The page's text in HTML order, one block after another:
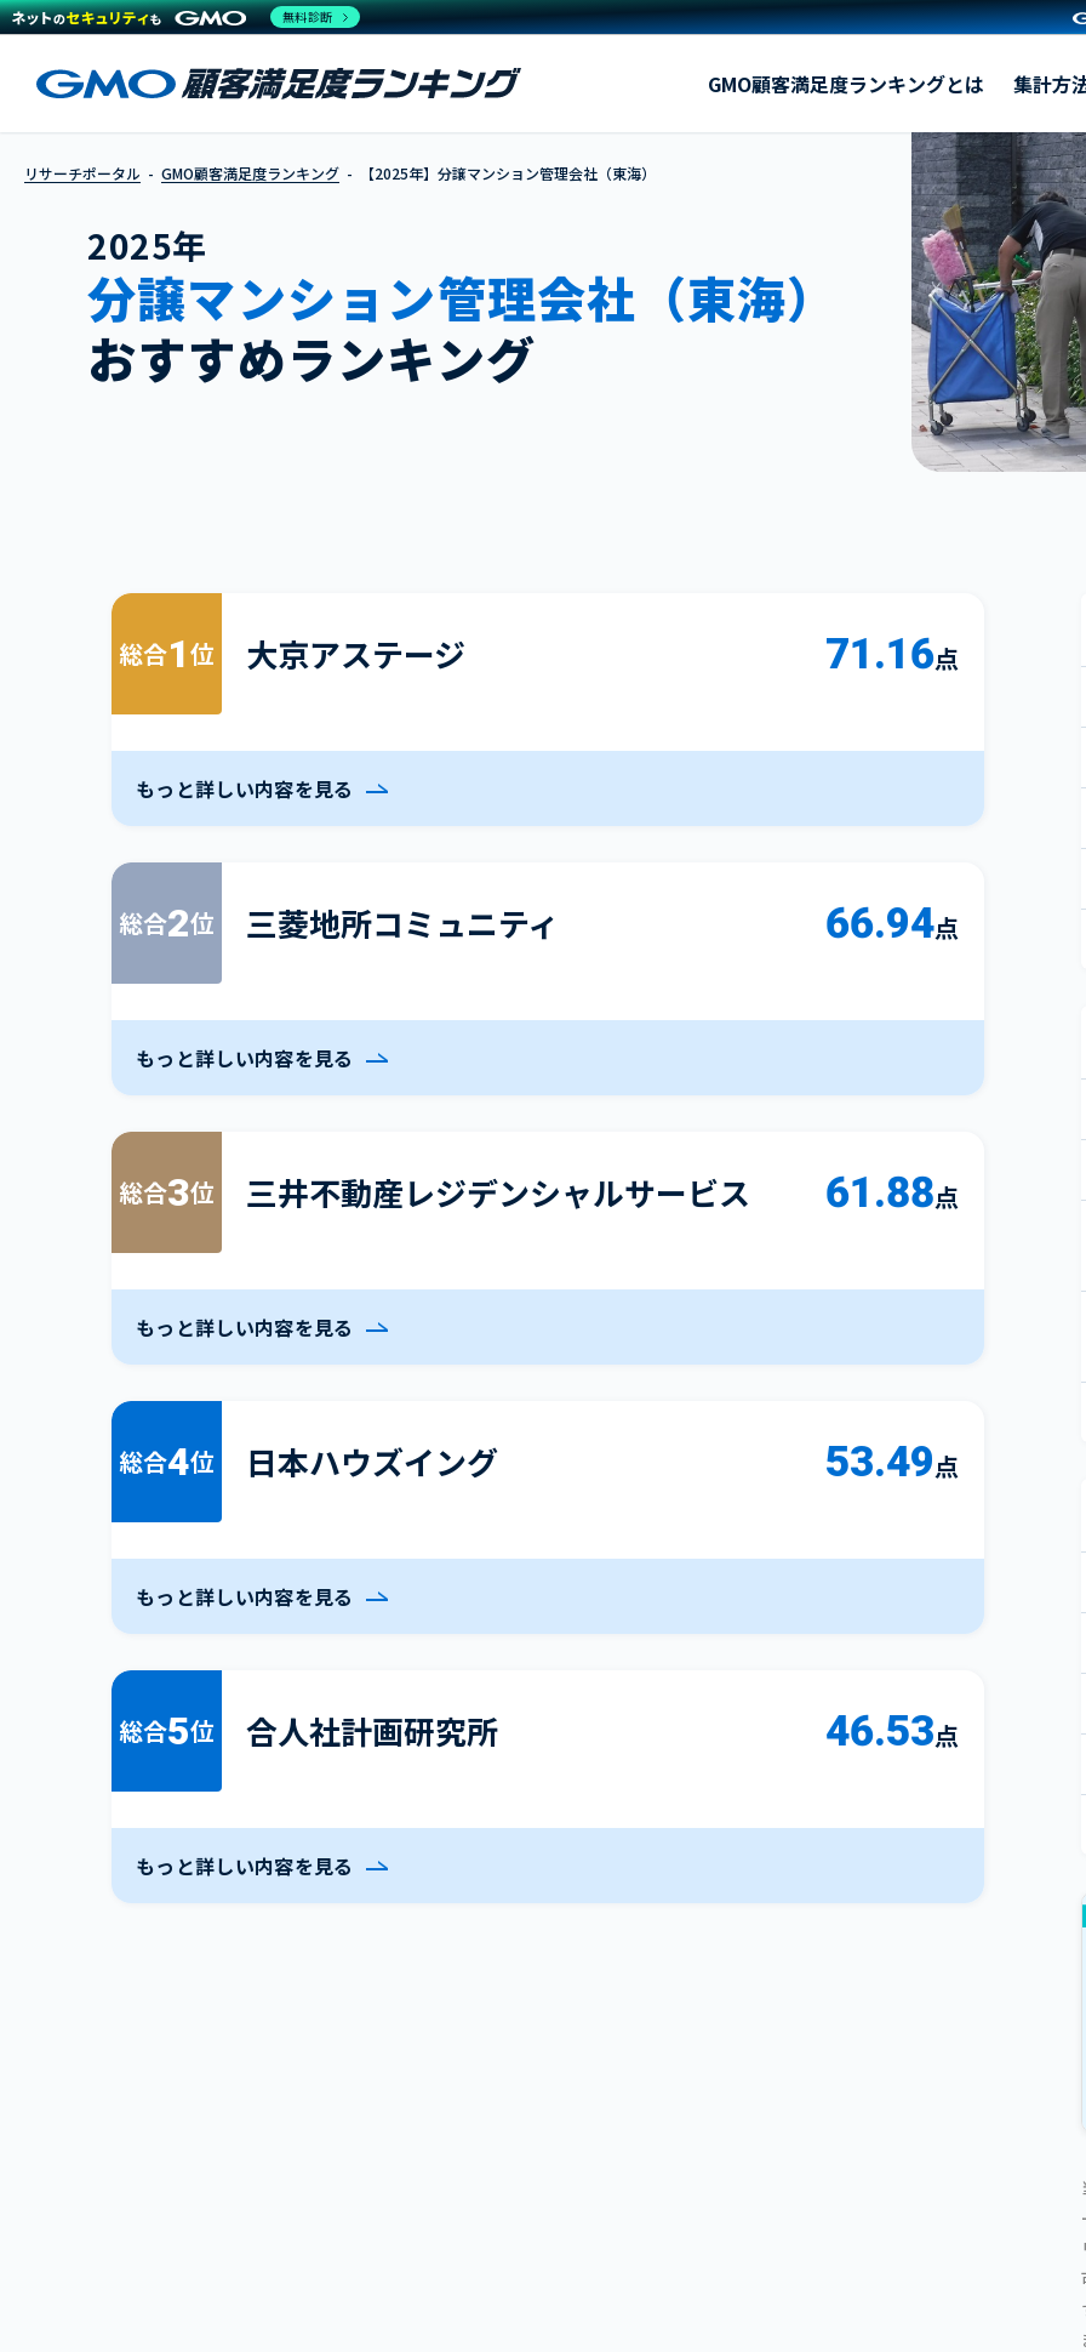
【2025年】分譲マンション管理会社（東海）
GMO顧客満足度ランキングとは 集計方
リサーチポータル GMO顧客満足度ランキング 【2025年】分譲マンション管理会社（東海）
2025年
分譲マンション管理会社（東海）
おすすめランキング
総合1位 大京アステージ 71.16点
もっと詳しい内容を見る
総合2位 三菱地所コミュニティ 66.94点
もっと詳しい内容を見る
総合3位 三井不動産レジデンシャルサービス 61.88点
もっと詳しい内容を見る
総合4位 日本ハウズイング 53.49点
もっと詳しい内容を見る
総合5位 合人社計画研究所 46.53点
もっと詳しい内容を見る
無料診断